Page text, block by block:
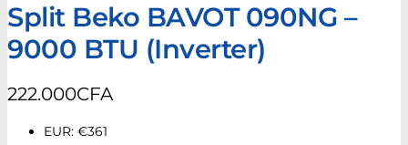
Split Beko BAVOT 090NG –
9000 BTU (Inverter)
222.000CFA
EUR: €361